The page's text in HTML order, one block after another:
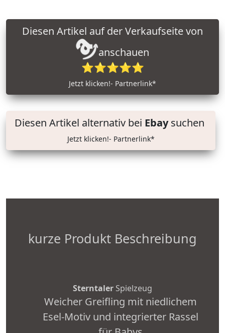
anschauen
⭐⭐⭐⭐⭐
Jetzt klicken!- Partnerlink*
Diesen Artikel alternativ bei Ebaysuchen
Jetzt klicken!- Partnerlink*
kurze Produkt Beschreibung
Sterntaler Spielzeug
Weicher Greifling mit niedlichem
Esel-Motiv und integrierter Rassel